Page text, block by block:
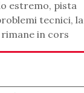
estremo, pista
tecnici, la
in cors